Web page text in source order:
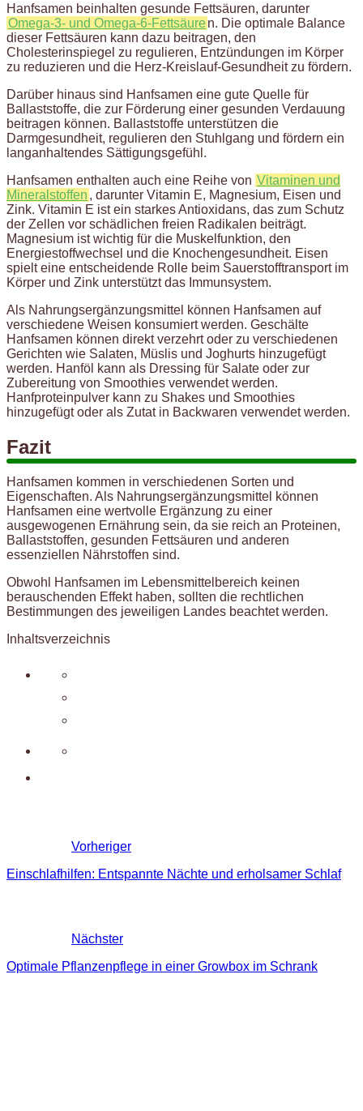
Hanfsamen beinhalten gesunde Fettsäuren, darunter
Omega-3- und Omega-6-Fettsäuren. Die optimale Balance
dieser Fettsäuren kann dazu beitragen, den
Cholesterinspiegel zu regulieren, Entzündungen im Körper
zu reduzieren und die Herz-Kreislauf-Gesundheit zu fördern.
Darüber hinaus sind Hanfsamen eine gute Quelle für
Ballaststoffe, die zur Förderung einer gesunden Verdauung
beitragen können. Ballaststoffe unterstützen die
Darmgesundheit, regulieren den Stuhlgang und fördern ein
langanhaltendes Sättigungsgefühl.
Hanfsamen enthalten auch eine Reihe von Vitaminen und
Mineralstoffen , darunter Vitamin E, Magnesium, Eisen und
Zink. Vitamin E ist ein starkes Antioxidans, das zum Schutz
der Zellen vor schädlichen freien Radikalen beiträgt.
Magnesium ist wichtig für die Muskelfunktion, den
Energiestoffwechsel und die Knochengesundheit. Eisen
spielt eine entscheidende Rolle beim Sauerstofftransport im
Körper und Zink unterstützt das Immunsystem.
Als Nahrungsergänzungsmittel können Hanfsamen auf
verschiedene Weisen konsumiert werden. Geschälte
Hanfsamen können direkt verzehrt oder zu verschiedenen
Gerichten wie Salaten, Müslis und Joghurts hinzugefügt
werden. Hanföl kann als Dressing für Salate oder zur
Zubereitung von Smoothies verwendet werden.
Hanfproteinpulver kann zu Shakes und Smoothies
hinzugefügt oder als Zutat in Backwaren verwendet werden.
Fazit
Hanfsamen kommen in verschiedenen Sorten und
Eigenschaften. Als Nahrungsergänzungsmittel können
Hanfsamen eine wertvolle Ergänzung zu einer
ausgewogenen Ernährung sein, da sie reich an Proteinen,
Ballaststoffen, gesunden Fettsäuren und anderen
essenziellen Nährstoffen sind.
Obwohl Hanfsamen im Lebensmittelbereich keinen
berauschenden Effekt haben, sollten die rechtlichen
Bestimmungen des jeweiligen Landes beachtet werden.
Inhaltsverzeichnis
Vorheriger
Einschlafhilfen: Entspannte Nächte und erholsamer Schlaf
Nächster
Optimale Pflanzenpflege in einer Growbox im Schrank